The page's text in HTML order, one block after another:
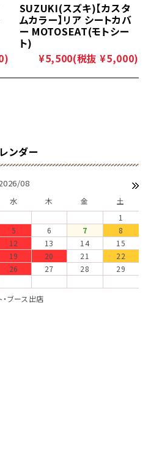
SUZUKI(スズキ)【カスタ
ムカラー】リア シートカバ
ー MOTOSEAT(モトシー
ト)
¥5,500(税抜 ¥5,000)
08
水 木 金
土
1
5 6 7
8
12 13 14
15
19 20 21
22
26 27 28
29
・ブース出店